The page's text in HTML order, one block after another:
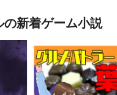
の新着ゲーム小説